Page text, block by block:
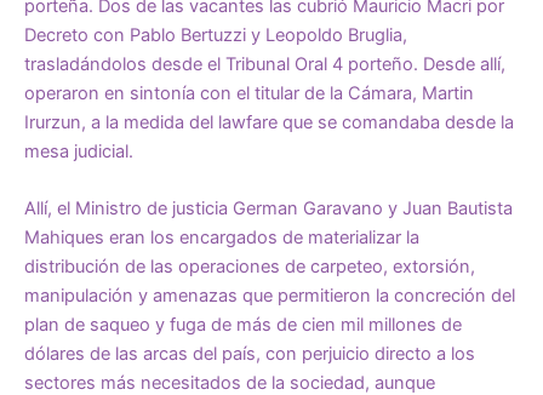
porteña. Dos de las vacantes las cubrió Mauricio Macri por
Decreto con Pablo Bertuzzi y Leopoldo Bruglia,
trasladándolos desde el Tribunal Oral 4 porteño. Desde allí,
operaron en sintonía con el titular de la Cámara, Martin
Irurzun, a la medida del lawfare que se comandaba desde la
mesa judicial.
Allí, el Ministro de justicia German Garavano y Juan Bautista
Mahiques eran los encargados de materializar la
distribución de las operaciones de carpeteo, extorsión,
manipulación y amenazas que permitieron la concreción del
plan de saqueo y fuga de más de cien mil millones de
dólares de las arcas del país, con perjuicio directo a los
sectores más necesitados de la sociedad, aunque